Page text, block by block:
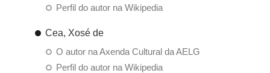
Perfil do autor na Wikipedia
Cea, Xosé de
O autor na Axenda Cultural da AELG
Perfil do autor na Wikipedia